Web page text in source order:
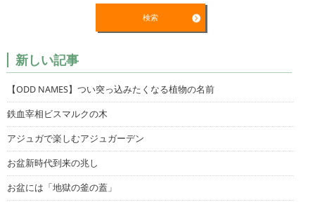
新しい記事
【ODD NAMES】つい突っ込みたくなる植物の名前
鉄血宰相ビスマルクの木
アジュガで楽しむアジュガーデン
お盆新時代到来の兆し
お盆には「地獄の釜の蓋」